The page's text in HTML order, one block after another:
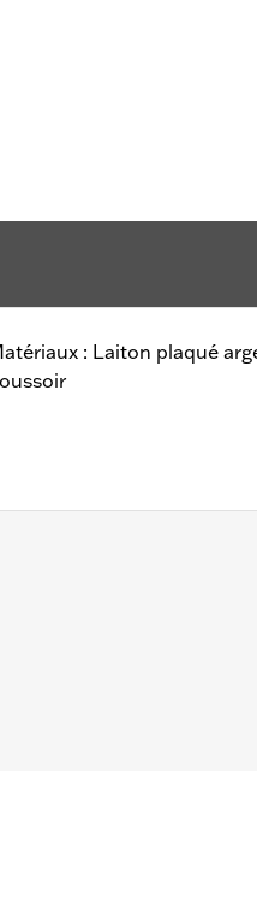
: Laiton plaqué